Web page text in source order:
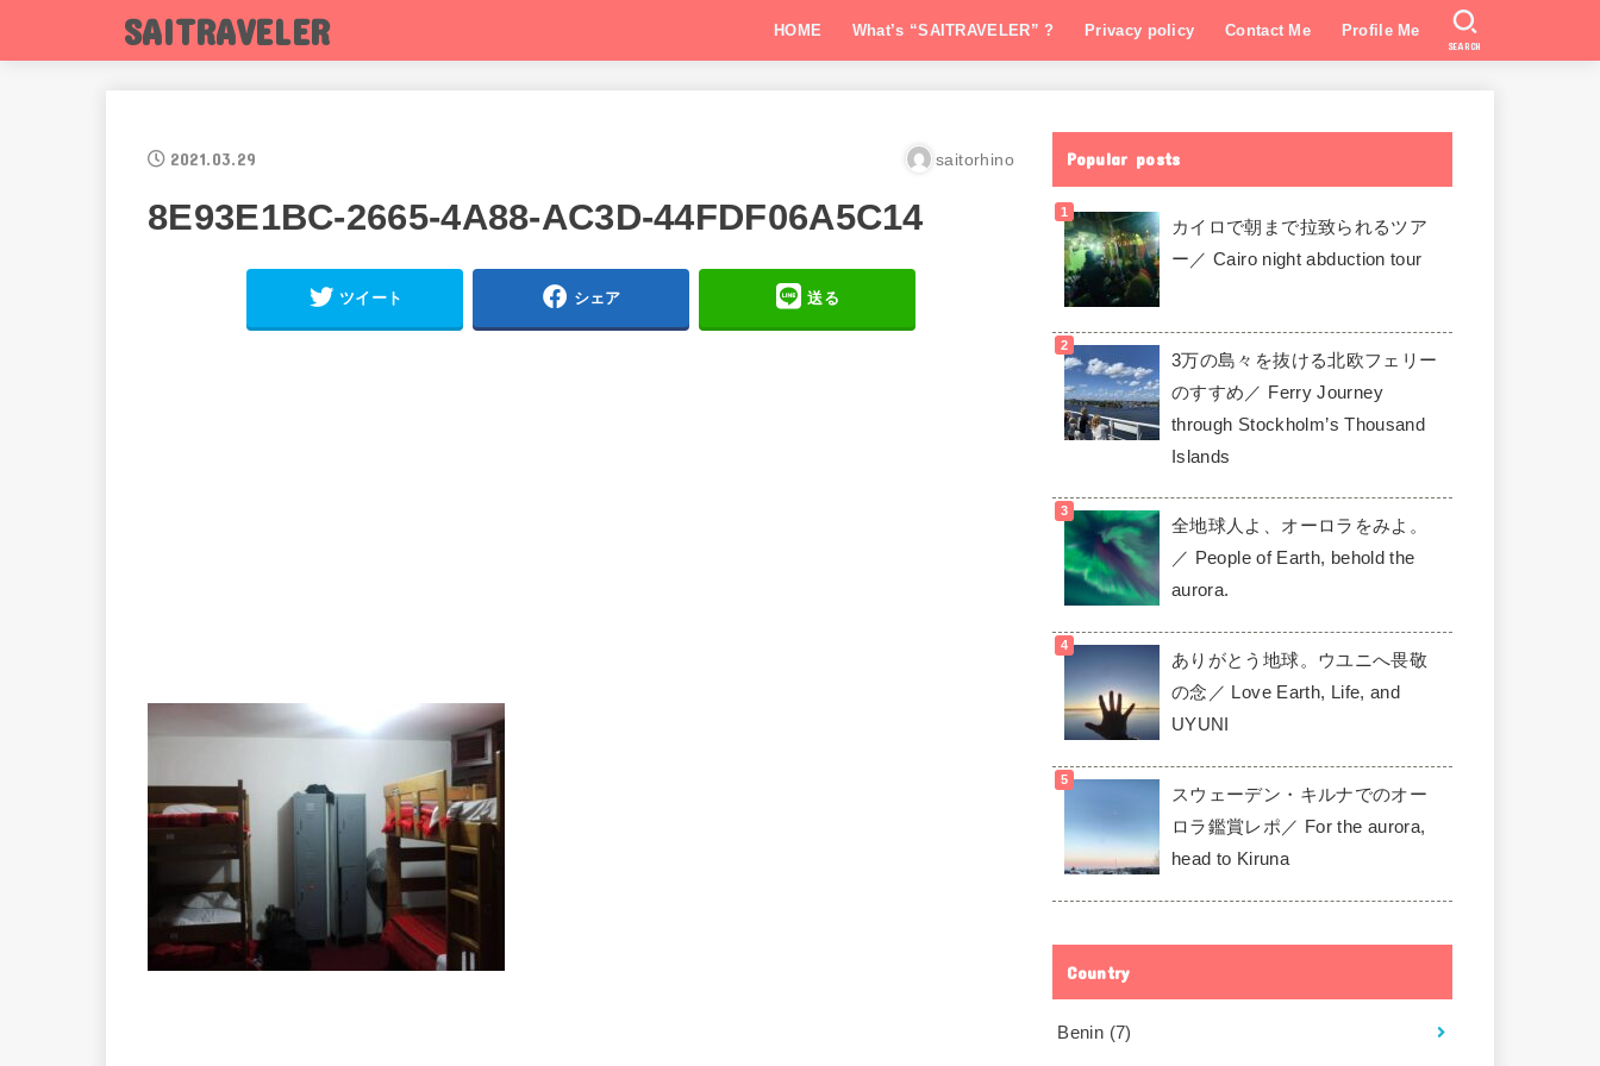
SAITRAVELER HOME What’s “SAITRAVELER” ? Privacy policy Contact Me Profile Me
SEARCH
2021.03.29 saitorhino
8E93E1BC-2665-4A88-AC3D-44FDF06A5C14
ツイート シェア 送る
Popular posts
カイロで朝まで拉致られるツア
ー／ Cairo night abduction tour
3万の島々を抜ける北欧フェリー
のすすめ／ Ferry Journey
through Stockholm’s Thousand
Islands
全地球人よ、オーロラをみよ。
／ People of Earth, behold the
aurora.
ありがとう地球。ウユニへ畏敬
の念／ Love Earth, Life, and
UYUNI
スウェーデン・キルナでのオー
ロラ鑑賞レポ／ For the aurora,
head to Kiruna
Country
Benin (7)